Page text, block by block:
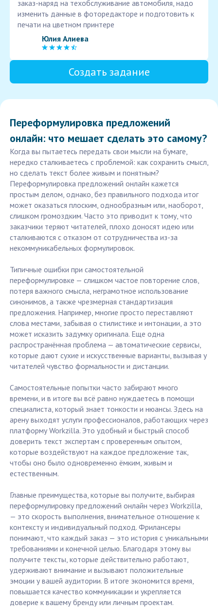
заказ-наряд на техобслуживание автомобиля, надо
изменить данные в фоторедакторе и подготовить к
печати на цветном принтере
Юлия Алиева
Создать задание
Переформулировка предложений
онлайн: что мешает сделать это самому?
Когда вы пытаетесь передать свои мысли на бумаге,
нередко сталкиваетесь с проблемой: как сохранить смысл,
но сделать текст более живым и понятным?
Переформулировка предложений онлайн кажется
простым делом, однако, без правильного подхода итог
может оказаться плоским, однообразным или, наоборот,
слишком громоздким. Часто это приводит к тому, что
заказчики теряют читателей, плохо доносят идею или
сталкиваются с отказом от сотрудничества из-за
некоммуникабельных формулировок.
Типичные ошибки при самостоятельной
переформулировке — слишком частое повторение слов,
потеря важного смысла, неграмотное использование
синонимов, а также чрезмерная стандартизация
предложения. Например, многие просто переставляют
слова местами, забывая о стилистике и интонации, а это
может исказить задумку оригинала. Еще одна
распространённая проблема — автоматические сервисы,
которые дают сухие и искусственные варианты, вызывая у
читателей чувство формальности и дистанции.
Самостоятельные попытки часто забирают много
времени, и в итоге вы всё равно нуждаетесь в помощи
специалиста, который знает тонкости и нюансы. Здесь на
арену выходят услуги профессионалов, работающих через
платформу Workzilla. Это удобный и быстрый способ
доверить текст экспертам с проверенным опытом,
которые воздействуют на каждое предложение так,
чтобы оно было одновременно ёмким, живым и
естественным.
Главные преимущества, которые вы получите, выбирая
переформулировку предложений онлайн через Workzilla,
— это скорость выполнения, внимательное отношение к
контексту и индивидуальный подход. Фрилансеры
понимают, что каждый заказ — это история с уникальными
требованиями и конечной целью. Благодаря этому вы
получите тексты, которые действительно работают,
удерживают внимание и вызывают положительные
эмоции у вашей аудитории. В итоге экономится время,
повышается качество коммуникации и укрепляется
доверие к вашему бренду или личным проектам.